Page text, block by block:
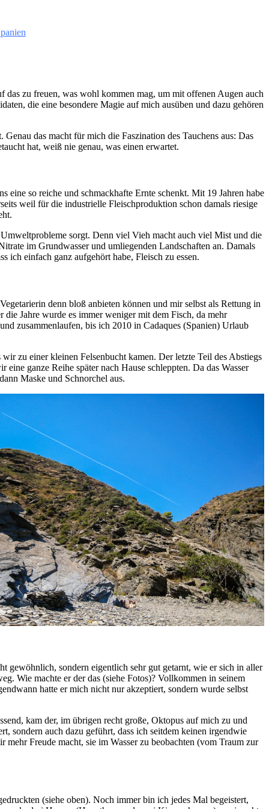
das zu freuen, was wohl kommen mag, um mit offenen Augen auch
die eine besondere Magie auf mich ausüben und dazu gehören
das macht für mich die Faszination des Tauchens aus: Das
hat, weiß nie genau, was einen erwartet.
eine so reiche und schmackhafte Ernte schenkt. Mit 19 Jahren habe
weil für die industrielle Fleischproduktion schon damals riesige
sorgt. Denn viel Vieh macht auch viel Mist und die
im Grundwasser und umliegenden Landschaften an. Damals
einfach ganz aufgehört habe, Fleisch zu essen.
denn bloß anbieten können und mir selbst als Rettung in
Jahre wurde es immer weniger mit dem Fisch, da mehr
zusammenlaufen, bis ich 2010 in Cadaques (Spanien) Urlaub
zu einer kleinen Felsenbucht kamen. Der letzte Teil des Abstiegs
ganze Reihe später nach Hause schleppten. Da das Wasser
Maske und Schnorchel aus.
gewöhnlich, sondern eigentlich sehr gut getarnt, wie er sich in aller
Wie machte er der das (siehe Fotos)? Vollkommen in seinem
hatte er mich nicht nur akzeptiert, sondern wurde selbst
kam der, im übrigen recht große, Oktopus auf mich zu und
sondern auch dazu geführt, dass ich seitdem keinen irgendwie
mehr Freude macht, sie im Wasser zu beobachten (vom Traum zur
(siehe oben). Noch immer bin ich jedes Mal begeistert,